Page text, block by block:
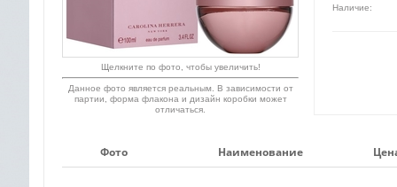
Наличие:
Щелкните по фото, чтобы увеличить!
Данное фото является реальным. В зависимости от
партии, форма флакона и дизайн коробки может
отличаться.
Фото Наименование